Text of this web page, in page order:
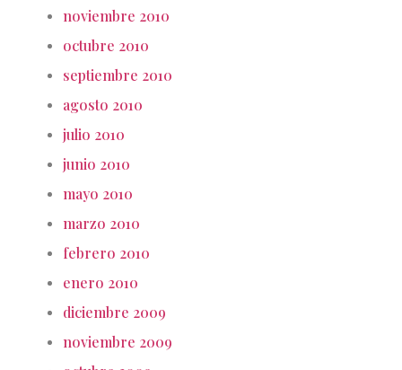
noviembre 2010
octubre 2010
septiembre 2010
agosto 2010
julio 2010
junio 2010
mayo 2010
marzo 2010
febrero 2010
enero 2010
diciembre 2009
noviembre 2009